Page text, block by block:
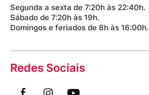
Segunda a sexta de 7:20h às 22:40h.
Sábado de 7:20h às 19h.
Domingos e feriados de 8h às 16:00h.
Redes Sociais